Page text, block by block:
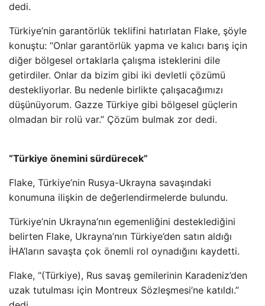
dedi.
Türkiye’nin garantörlük teklifini hatırlatan Flake, şöyle
konuştu: “Onlar garantörlük yapma ve kalıcı barış için
diğer bölgesel ortaklarla çalışma isteklerini dile
getirdiler. Onlar da bizim gibi iki devletli çözümü
destekliyorlar. Bu nedenle birlikte çalışacağımızı
düşünüyorum. Gazze Türkiye gibi bölgesel güçlerin
olmadan bir rolü var.” Çözüm bulmak zor dedi.
“Türkiye önemini sürdürecek”
Flake, Türkiye’nin Rusya-Ukrayna savaşındaki
konumuna ilişkin de değerlendirmelerde bulundu.
Türkiye’nin Ukrayna’nın egemenliğini desteklediğini
belirten Flake, Ukrayna’nın Türkiye’den satın aldığı
İHA’ların savaşta çok önemli rol oynadığını kaydetti.
Flake, “(Türkiye), Rus savaş gemilerinin Karadeniz’den
uzak tutulması için Montreux Sözleşmesi’ne katıldı.”